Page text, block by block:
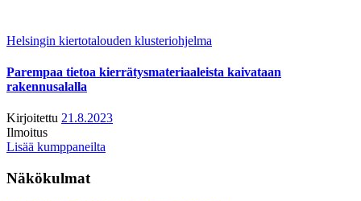
Helsingin kiertotalouden klusteriohjelma
Parempaa tietoa kierrätysmateriaaleista kaivataan
rakennusalalla
Kirjoitettu 21.8.2023
Ilmoitus
Lisää kumppaneilta
Näkökulmat